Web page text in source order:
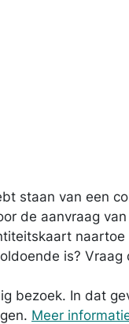
staan van een
de aanvraag
naartoe
is?
bezoek. In dat
Meer